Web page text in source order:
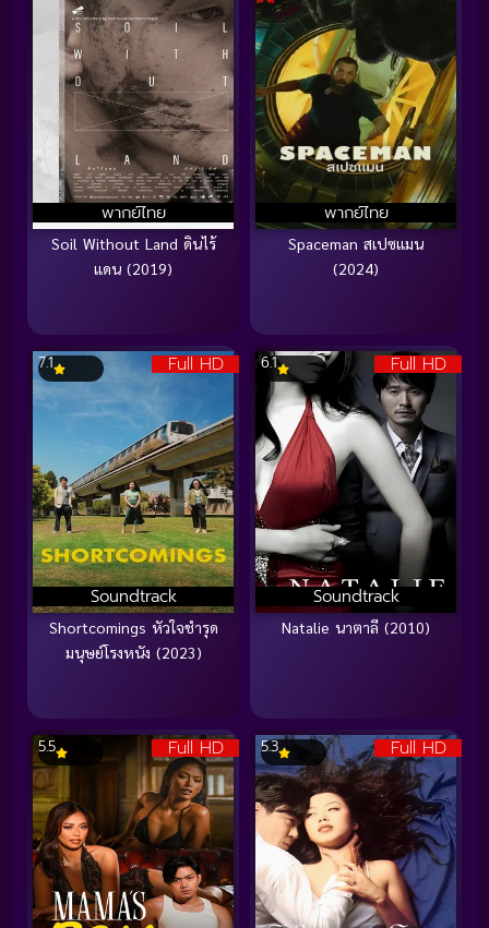
พากย์ไทย
Soil Without Land ดินไร้
แดน (2019)
พากย์ไทย
Spaceman สเปซแมน
(2024)
Full HD
Soundtrack
7.1
Shortcomings หัวใจชำรุด
มนุษย์โรงหนัง (2023)
Full HD
Soundtrack
6.1
Natalie นาตาลี (2010)
Full HD
5.5 Full HD
5.3